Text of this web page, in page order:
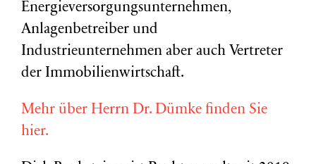
Energieversorgungsunternehmen,
Anlagenbetreiber und
Industrieunternehmen aber auch Vertreter
der Immobilienwirtschaft.
Mehr über Herrn Dr. Dümke finden Sie
hier.